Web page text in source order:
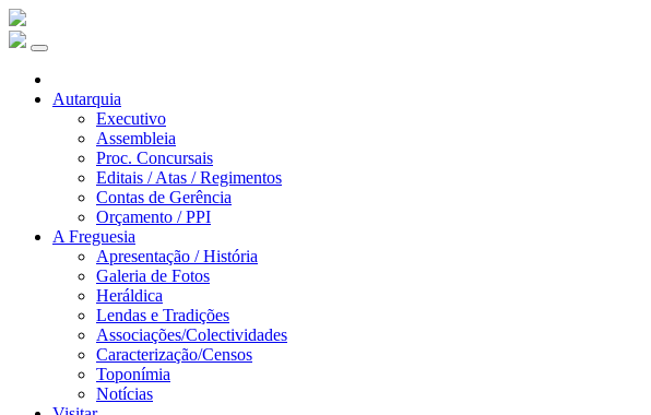
Autarquia
Executivo
Assembleia
Proc. Concursais
Editais / Atas / Regimentos
Contas de Gerência
Orçamento / PPI
A Freguesia
Apresentação / História
Galeria de Fotos
Heráldica
Lendas e Tradições
Associações/Colectividades
Caracterização/Censos
Toponímia
Notícias